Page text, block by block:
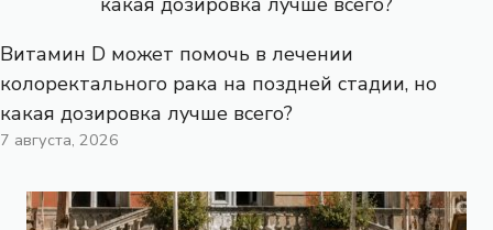
Витамин D может помочь в лечении
колоректального рака на поздней стадии, но
какая дозировка лучше всего?
7 августа, 2026